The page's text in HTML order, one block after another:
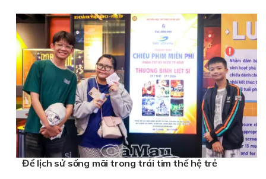
Để lịch sử sống mãi trong trái tim thế hệ trẻ